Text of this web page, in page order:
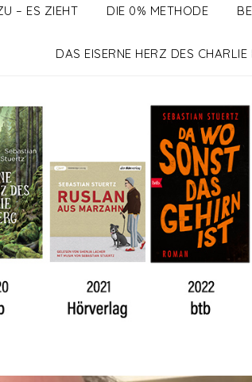
– ES ZIEHT DIE 0% METHODE
DAS EISERNE HERZ DES CHARLIE